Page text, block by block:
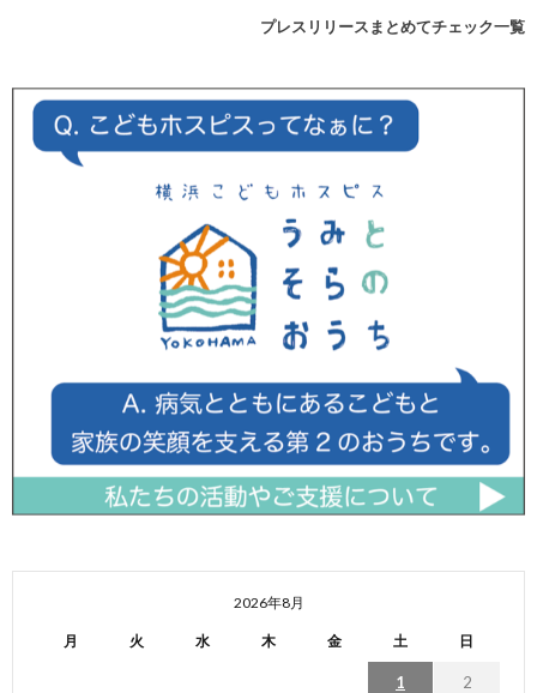
プレスリリースまとめてチェック一覧
2026年8月
月 火 水 木 金 土 日
1 2